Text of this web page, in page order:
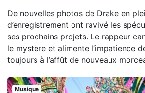
De nouvelles photos de Drake en
d’enregistrement ont ravivé les
ses prochains projets. Le rappeur
le mystère et alimente l’impatience
toujours à l’affût de nouveaux
Musique